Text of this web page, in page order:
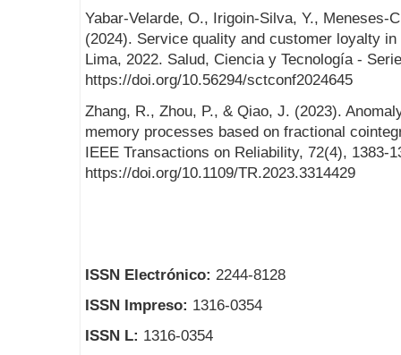
Yabar-Velarde, O., Irigoin-Silva, Y., Meneses-
(2024). Service quality and customer loyalty
Lima, 2022. Salud, Ciencia y Tecnología -
https://doi.org/10.56294/sctconf2024645
Zhang, R., Zhou, P., & Qiao, J. (2023).
memory processes based on fractional
IEEE Transactions on Reliability, 72(4), 1383-
https://doi.org/10.1109/TR.2023.3314429
ISSN Electrónico: 2244-8128
ISSN Impreso: 1316-0354
ISSN L: 1316-0354